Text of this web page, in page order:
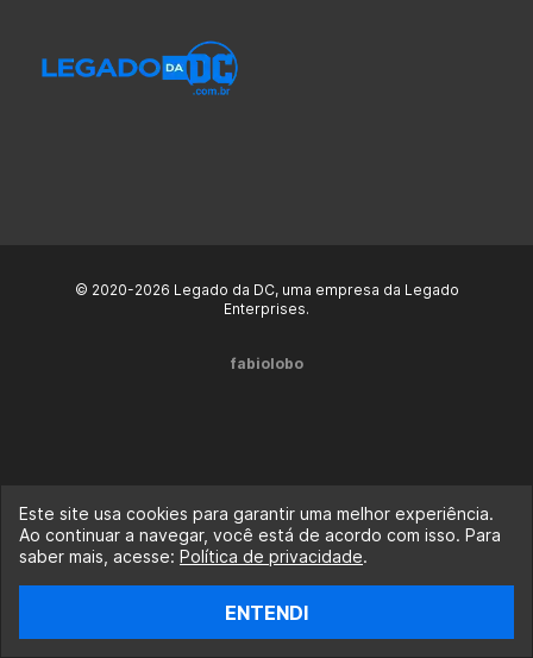
© 2020-2026 Legado da DC, uma empresa da Legado
Enterprises.
fabiolobo
Este site usa cookies para garantir uma melhor experiência.
Ao continuar a navegar, você está de acordo com isso. Para
saber mais, acesse: Política de privacidade.
ENTENDI